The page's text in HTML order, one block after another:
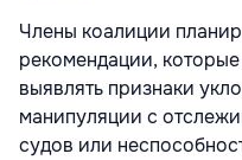
Члены коалиции
рекомендации,
выявлять признаки
манипуляции с
судов или